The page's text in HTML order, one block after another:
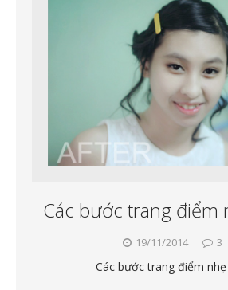
Các bước trang điểm
19/11/2014 3
Các bước trang điểm